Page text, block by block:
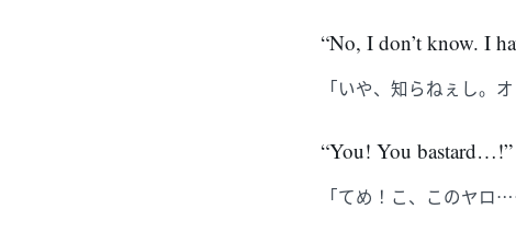
“No, I don’t know. I
「いや、知らねぇし。
“You! You bastard…!”
「てめ！こ、このヤロ